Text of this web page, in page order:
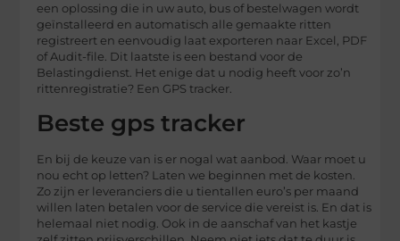
een oplossing die in uw auto, bus of bestelwagen wordt
geïnstalleerd en automatisch alle gemaakte ritten
registreert en eenvoudig laat exporteren naar Excel, PDF
of Audit-file. Dit laatste is een bestand voor de
Belastingdienst. Het enige dat u nodig heeft voor zo’n
rittenregistratie? Een GPS tracker.
Beste gps tracker
En bij de keuze van is er nogal wat aanbod. Waar moet u
nou echt op letten? Laten we beginnen met de kosten.
Zo zijn er leveranciers die u tientallen euro’s per maand
willen laten betalen voor de service die vereist is. En dat is
helemaal niet nodig. Ook in de aanschaf van het kastje